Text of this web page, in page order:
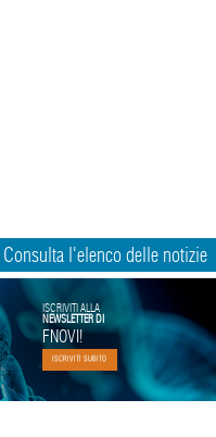
Consulta l'elenco delle notizie
FNOVI!
ISCRIVITI SUBITO
ISCRIVITI ALLA
NEWSLETTER DI